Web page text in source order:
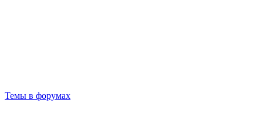
Темы в форумах